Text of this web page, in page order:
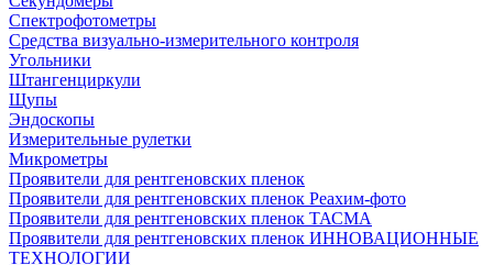
Спектрофотометры
Средства визуально-измерительного контроля
Угольники
Штангенциркули
Щупы
Эндоскопы
Измерительные рулетки
Микрометры
Проявители для рентгеновских пленок
Проявители для рентгеновских пленок Реахим-фото
Проявители для рентгеновских пленок ТАСМА
Проявители для рентгеновских пленок ИННОВАЦИОННЫЕ
ТЕХНОЛОГИИ